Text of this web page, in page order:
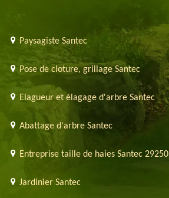
Paysagiste Santec
Pose de cloture, grillage Santec
Elagueur et élagage d'arbre Santec
Abattage d'arbre Santec
Entreprise taille de haies Santec 29250
Jardinier Santec